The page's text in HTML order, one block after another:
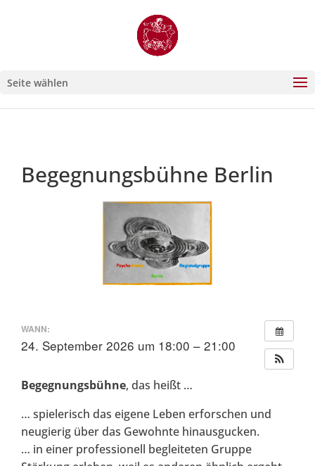
Seite wählen
Begegnungsbühne Berlin
WANN:
24. September 2026 um 18:00 – 21:00
Begegnungsbühne, das heißt …
… spielerisch das eigene Leben erforschen und
neugierig über das Gewohnte hinausgucken.
… in einer professionell begleiteten Gruppe